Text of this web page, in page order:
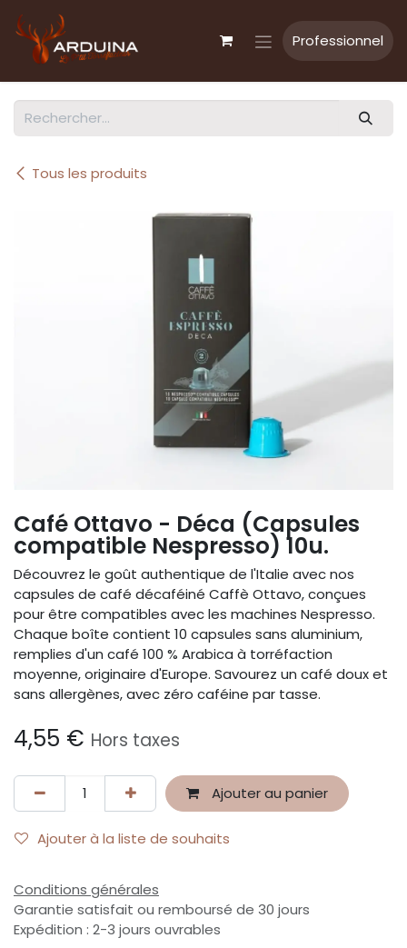
Professionnel
Tous les produits
Café Ottavo - Déca (Capsules
compatible Nespresso) 10u.
Découvrez le goût authentique de l'Italie avec nos
capsules de café décaféiné Caffè Ottavo, conçues
pour être compatibles avec les machines Nespresso.
Chaque boîte contient 10 capsules sans aluminium,
remplies d'un café 100 % Arabica à torréfaction
moyenne, originaire d'Europe. Savourez un café doux et
sans allergènes, avec zéro caféine par tasse.
4,55 € Hors taxes
Ajouter au panier
Ajouter à la liste de souhaits
Conditions générales
Garantie satisfait ou remboursé de 30 jours
Expédition : 2-3 jours ouvrables